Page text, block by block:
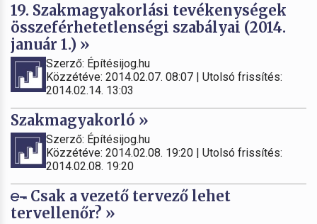
19. Szakmagyakorlási tevékenységek
összeférhetetlenségi szabályai (2014.
január 1.) »
Szerző: Építésijog.hu
Közzétéve: 2014.02.07. 08:07 | Utolsó frissítés:
2014.02.14. 13:03
Szakmagyakorló »
Szerző: Építésijog.hu
Közzétéve: 2014.02.08. 19:20 | Utolsó frissítés:
2014.02.08. 19:20
Csak a vezető tervező lehet
tervellenőr? »